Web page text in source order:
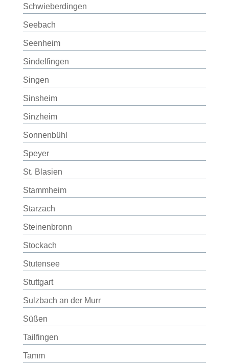
Schwieberdingen
Seebach
Seenheim
Sindelfingen
Singen
Sinsheim
Sinzheim
Sonnenbühl
Speyer
St. Blasien
Stammheim
Starzach
Steinenbronn
Stockach
Stutensee
Stuttgart
Sulzbach an der Murr
Süßen
Tailfingen
Tamm